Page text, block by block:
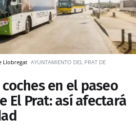
Llobregat AYUNTAMIENTO DEL PRAT DE
en el paseo
El Prat: así afectará